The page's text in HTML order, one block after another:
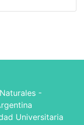
-
Universitaria